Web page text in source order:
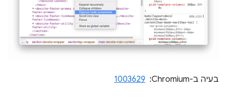
בעיה ב-Chromium: ‏ 1003629